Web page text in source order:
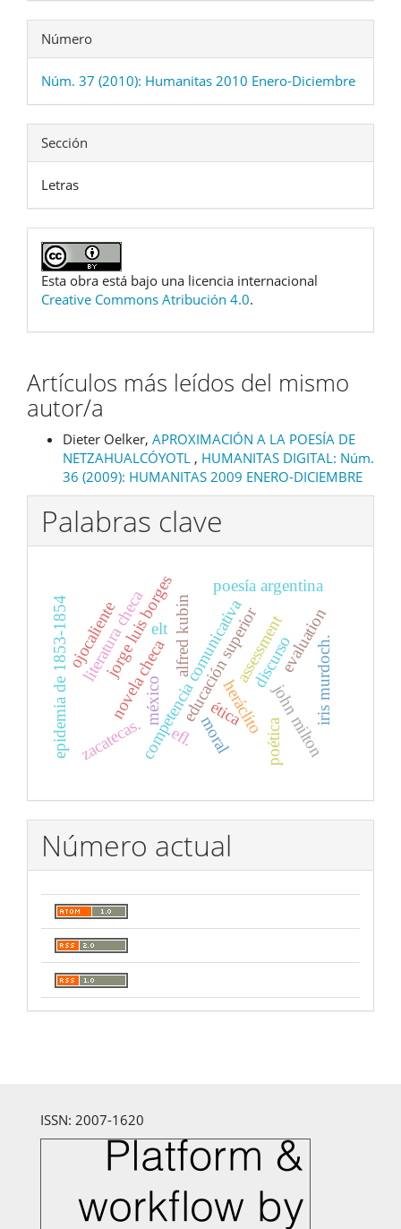
Número
Núm. 37 (2010): Humanitas 2010 Enero-Diciembre
Sección
Letras
Esta obra está bajo una licencia internacional
Creative Commons Atribución 4.0.
Artículos más leídos del mismo
autor/a
Dieter Oelker, APROXIMACIÓN A LA POESÍA DE
NETZAHUALCÓYOTL , HUMANITAS DIGITAL: Núm.
36 (2009): HUMANITAS 2009 ENERO-DICIEMBRE
Palabras clave
discurso
competencia comunicativa
educación superior
jorge luis borges
heráclitojohn milton
poesía argentina
ética
moral
méxico
alfred kubin
novela checa
literatura checa assessmentevaluation
elt
efl.
ojocaliente
zacatecas.
epidemia de 1853-1854 poética
iris murdoch.
Número actual
ISSN: 2007-1620